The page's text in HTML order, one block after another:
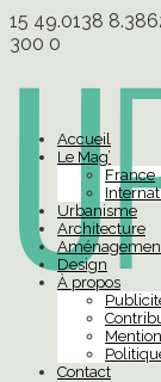
15 49.0138
300 0
Accueil
Le Mag’
France
Urbanisme
Architecture
Design
À propos
Contact